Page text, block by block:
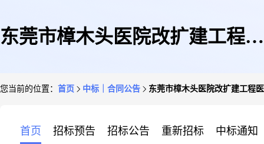
东莞市樟木头医院改扩建工程医
您当前的位置： 首页 中标｜合同公告 东莞市樟木头医院改扩建工程
首页 招标预告 招标公告 重新招标 中标通知